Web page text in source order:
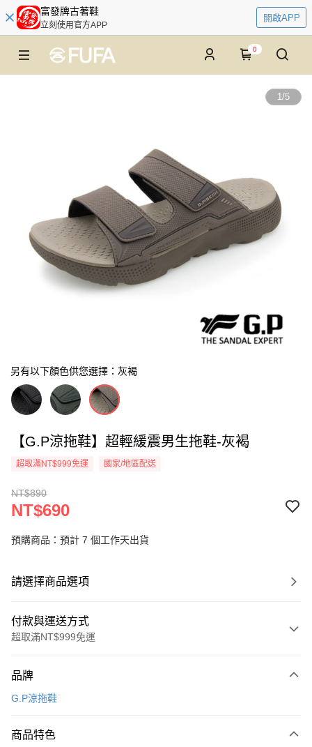
富發牌古著鞋
立刻使用官方APP
開啟APP
0
1/5
另有以下顏色供您選擇：灰褐
【G.P涼拖鞋】超輕緩震男生拖鞋-灰褐
超取滿NT$999免運 國家/地區配送
NT$890
NT$690
預購商品：預計 7 個工作天出貨
請選擇商品選項
付款與運送方式
超取滿NT$999免運
信用卡一次付款
LINE Pay
品牌
G.P涼拖鞋
商品特色